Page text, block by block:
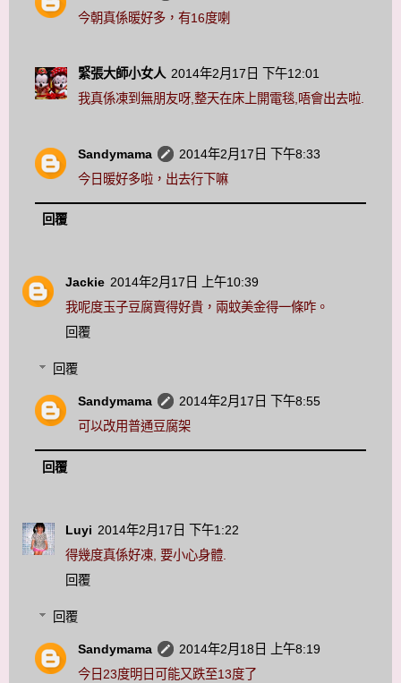
今朝真係暖好多，有16度喇
緊張大師小女人 2014年2月17日 下午12:01
我真係凍到無朋友呀,整天在床上開電毯,唔會出去啦.
Sandymama
2014年2月17日 下午8:33
今日暖好多啦，出去行下嘛
回覆
Jackie 2014年2月17日 上午10:39
我呢度玉子豆腐賣得好貴，兩蚊美金得一條咋。
回覆
回覆
Sandymama
2014年2月17日 下午8:55
可以改用普通豆腐架
回覆
Luyi 2014年2月17日 下午1:22
得幾度真係好凍, 要小心身體.
回覆
回覆
Sandymama
2014年2月18日 上午8:19
今日23度明日可能又跌至13度了